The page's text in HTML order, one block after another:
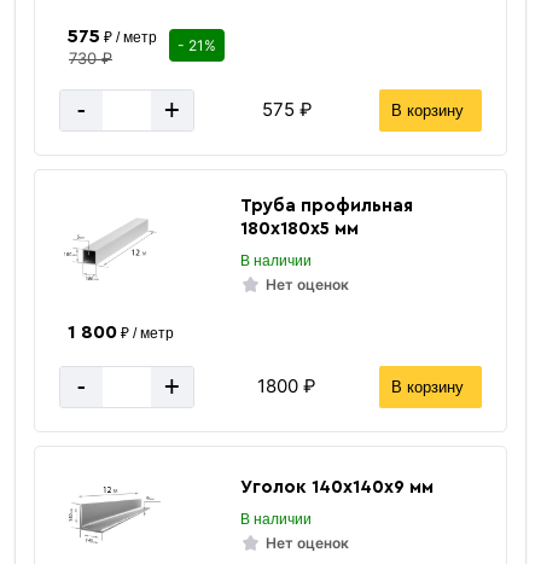
575 ₽ / метр
730 ₽
- 21%
- + 575 ₽ В корзину
Труба профильная
180х180х5 мм
В наличии
Нет оценок
1 800₽ / метр
- + 1800 ₽ В корзину
Уголок 140х140х9 мм
В наличии
Нет оценок
Вес одной штуки (12 м) кг
Вес 12 метр, тн 0.1749 тн